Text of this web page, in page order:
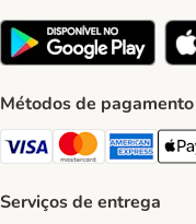
Métodos de pagamento
Visa Payment Method
MastercardAmerican
Serviços de entrega